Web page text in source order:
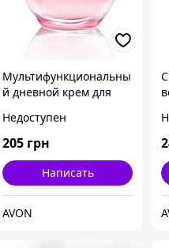
Мультифункциональны
й дневной крем для
обновление» SPF 20
Avon, Эйвон, Ейвон
Недоступен
205 грн
Написать
AVON